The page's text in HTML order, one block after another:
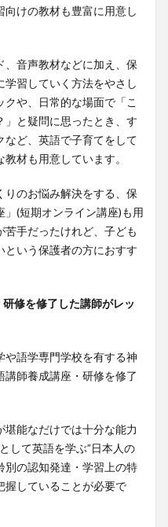
けの教材も豊富に用意し
、音声教材などに加え、保
習していく方法をやさし
クや、日常的な場面で「こ
」と疑問に思ったとき、す
など、英語で子育てをして
材も用意しています。
りのお悩み解決をする、保
(短期オンライン講座)も用
手だったけれど、子ども
という保護者の方におすす
修を修了した講師がレッ
語学専門学校を有する神
師養成講座・研修を修了
堪能なだけでは十分な能力
して英語を学ぶ”日本人の
別の認知発達・学習上の特
握していることが必要で